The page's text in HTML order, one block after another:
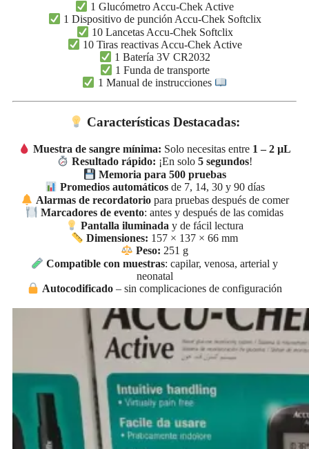
1 Glucómetro Accu-Chek Active
1 Dispositivo de punción Accu-Chek Softclix
10 Lancetas Accu-Chek Softclix
10 Tiras reactivas Accu-Chek Active
1 Batería 3V CR2032
1 Funda de transporte
1 Manual de instrucciones
Características Destacadas:
Muestra de sangre mínima: Solo necesitas entre 1 – 2 µL
Resultado rápido: ¡En solo5 segundos!
Memoria para 500 pruebas
Promedios automáticosde 7, 14, 30 y 90 días
Alarmas de recordatoriopara pruebas después de comer
Marcadores de evento: antes y después de las comidas
Pantalla iluminada y de fácil lectura
Dimensiones: 157 × 137 × 66 mm
Peso: 251 g
Compatible con muestras: capilar, venosa, arterial y
neonatal
Autocodificado – sin complicaciones de configuración